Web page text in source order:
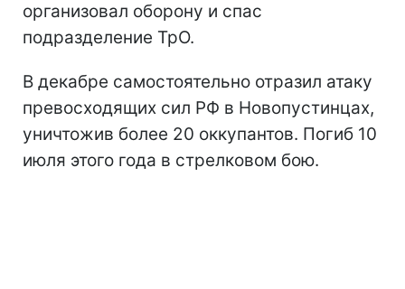
организовал оборону и спас
подразделение ТрО.
В декабре самостоятельно отразил атаку
превосходящих сил РФ в Новопустинцах,
уничтожив более 20 оккупантов. Погиб 10
июля этого года в стрелковом бою.